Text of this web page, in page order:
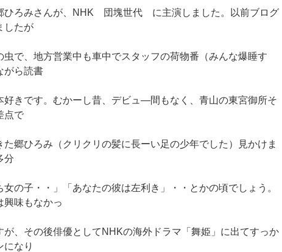
ひろみさんが、NHK 団塊世代 に主演しました。以前ブログ
したが
虫で、地方営業中も車中でスタッフの荷物番（みんな爆睡す
がら読書
好きです。むかーし昔、デビュ―間もなく、青山の東宮御所そ
点で
た郷ひろみ（クリクリの髪に長ーい足の少年でした）見かけま
分
女の子・・」「あなたの彼は左利き」・・とかの頃でしょう。
興味もなかっ
が、その後俳優としてNHKの海外ドラマ「舞姫」に出てすっか
になり